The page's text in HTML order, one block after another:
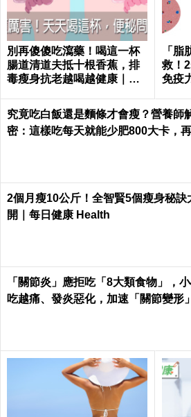
別再傻傻吃瀉藥！喝這一杯
腸道清道夫抵十根香蕉，排
毒瘦身抗老越喝越健康｜每
「
救！
免疫
究竟吃白飯還是麵條才會瘦？營養師
密：這樣吃每天就能少肥800大卡，
2個月瘦10公斤！全智賢5個瘦身秘訣
開｜每日健康 Health
「關節炎」應拒吃「8大類食物」，
吃越痛、發炎惡化，加速「關節變形